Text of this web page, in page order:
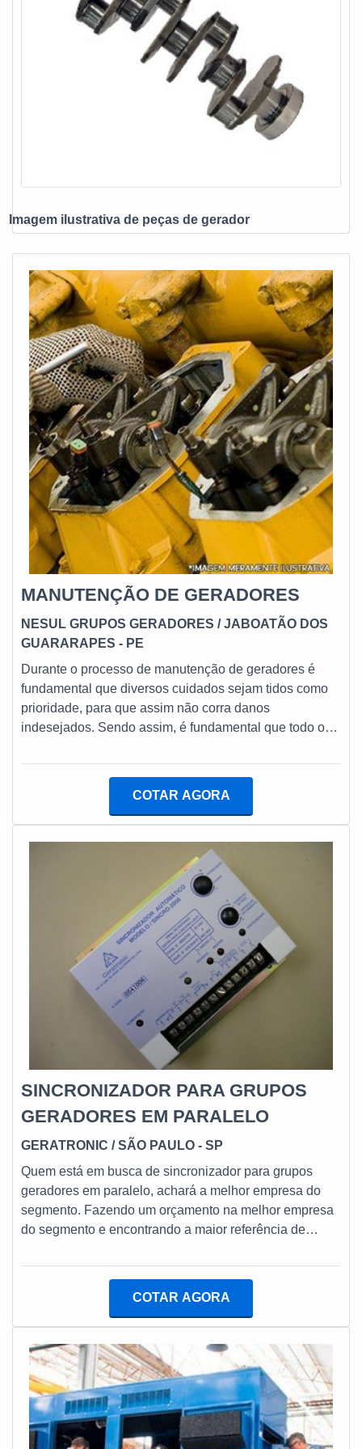
clientes.GARANTIA DE QUALIDADE
COMPROVADASomente na E. C. A. Equipamentos
Eletrônicos tem o que há de melhor no mercado de vendas
e assistência técnica de no-break, estabilizadores, grupo
gerador e instalações elétricas. É sempre a opção mais
confiável, disponibilizando itens como chave de
transferência automática ats e baterias estacionárias com
atendimento cuidadoso e que busca a satisfação do cliente.
tem feito a diferença no mercado por toda seriedade e
parceiros novos e antigos....
Imagem ilustrativa de peças de gerador
MANUTENÇÃO DE GERADORES
NESUL GRUPOS GERADORES / JABOATÃO DOS
GUARARAPES - PE
Durante o processo de manutenção de geradores é
fundamental que diversos cuidados sejam tidos como
prioridade, para que assim não corra danos
indesejados. Sendo assim, é fundamental que todo o
e que mantenham a integridade original do
todos os novos acessórios sejam da mesma marca,
caso seja necessário a substituição. Saiba quais
COTAR AGORA
SINCRONIZADOR PARA GRUPOS
GERADORES EM PARALELO
GERATRONIC / SÃO PAULO - SP
Quem está em busca de sincronizador para grupos
geradores em paralelo, achará a melhor empresa do
segmento. Fazendo um orçamento na melhor empresa
do segmento e encontrando a maior referência de
sincronizador para grupos geradores em paralelo, com
performance de todos os produtos.MAIS SOBRE
SINCRONIZADOR PARA GRUPOS GERADORES EM
PARALELOHá muitas maneiras eficientes de
demonstrar competência e excelência em sua área de
atuação. A Geratronic foca sua estratégia em
proporcionar aos clientes uma estrutura com:
Tecnologia de ponta; Escritório de alta qualidade onde
COTAR AGORA